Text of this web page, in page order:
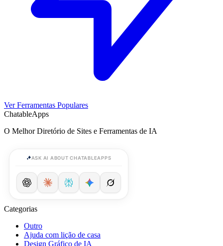
Ver Ferramentas Populares
ChatableApps
O Melhor Diretório de Sites e Ferramentas de IA
ASK AI ABOUT CHATABLEAPPS
Categorias
Outro
Ajuda com lição de casa
Design Gráfico de IA